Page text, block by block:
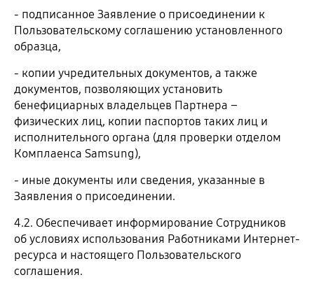
- подписанное Заявление о присоединении к
Пользовательскому соглашению установленного
образца,
- копии учредительных документов, а также
документов, позволяющих установить
бенефициарных владельцев Партнера –
физических лиц, копии паспортов таких лиц и
исполнительного органа (для проверки отделом
Комплаенса Samsung),
- иные документы или сведения, указанные в
Заявления о присоединении.
4.2. Обеспечивает информирование Сотрудников
об условиях использования Работниками Интернет-
ресурса и настоящего Пользовательского
соглашения.